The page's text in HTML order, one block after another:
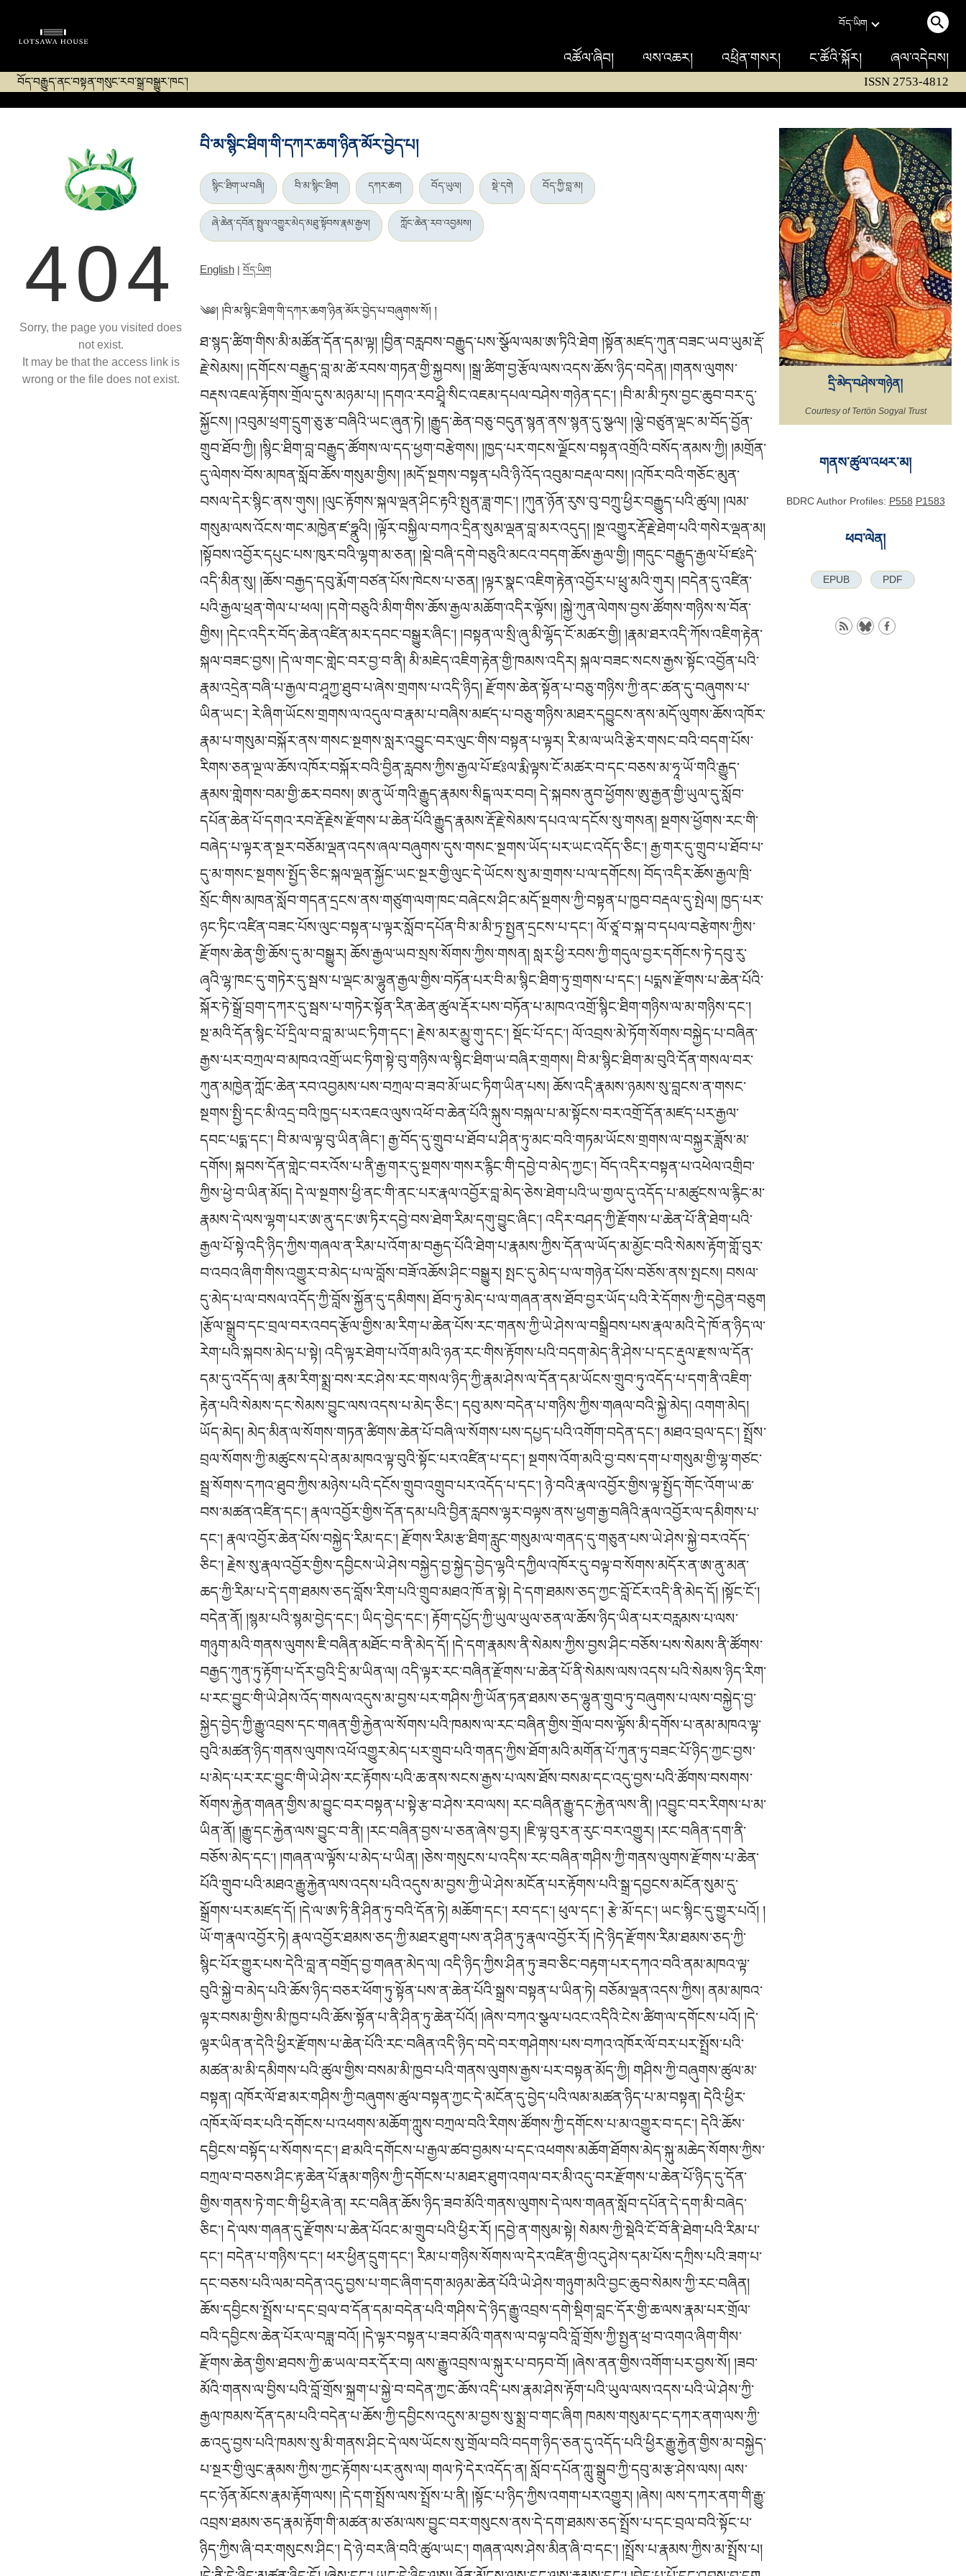
བོད་ཡིག
འཚོལ་ཞིབ། ལས་འཆར། འཕྲིན་གསར། ང་ཚོའི་སྐོར། ཞལ་འདེབས།
བོད་བརྒྱུད་ནང་བསྟན་གསུང་རབ་སྒྲ་བསྒྱུར་ཁང་། ISSN 2753-4812
404
Sorry, the page you visited does
not exist.
It may be that the access link is
wrong or the file does not exist.
བི་མ་སྙིང་ཐིག་གི་དཀར་ཆག་ཉིན་མོར་བྱེད་པ།
སྙིང་ཐིག་ཡ་བཞི། བི་མ་སྙིང་ཐིག དཀར་ཆག བོད་ཡུལ། སྡེ་དགེ བོད་ཀྱི་བླ་མ།
ཞེ་ཆེན་དབོན་སྤྲུལ་འགྱུར་མེད་མཐུ་སྟོབས་རྣམ་རྒྱལ། ཀློང་ཆེན་རབ་འབྱམས།
English | བོད་ཡིག
༄༅། །བི་མ་སྙིང་ཐིག་གི་དཀར་ཆག་ཉིན་མོར་བྱེད་པ་བཞུགས་སོ། །
ཐ་སྙད་ཚིག་གིས་མི་མཚོན་དོན་དམ་ལྟ། །བྱིན་བརླབས་བརྒྱུད་པས་སྩོལ་ལམ་ཨ་ཏིའི་ཐེག །སྟོན་མཛད་ཀུན་བཟང་ཡབ་ཡུམ་རྡོ་རྗེ་སེམས། །དགོངས་བརྒྱུད་བླ་མ་ཚེ་རབས་གཏན་གྱི་སྐྱབས། །སྒྲ་ཚིག་བྱ་རྩོལ་ལས་འདས་ཆོས་ཉིད་བདེན། །གནས་ལུགས་བརྡས་འཇལ་རྟོགས་གྲོལ་དུས་མཉམ་པ། །དགའ་རབ་ཤྲཱི་སིང་འཇམ་དཔལ་བཤེས་གཉེན་དང༌། །བི་མ་མི་ཏྲས་བྱང་ཆུབ་བར་དུ་སྐྱོངས། །འབུམ་ཕྲག་དྲུག་ཅུ་རྩ་བཞིའི་ཡང་ཞུན་ཏེ། །རྒྱུད་ཆེན་བཅུ་བདུན་སྙན་ནས་སྙན་དུ་སྩལ། །ལྕེ་བཙུན་ལྡང་མ་བོད་བྱོན་གྲུབ་ཐོབ་ཀྱི། །སྙིང་ཐིག་བླ་བརྒྱུད་ཚོགས་ལ་དད་ཕྱག་བརྩེགས། །ཁྱད་པར་གངས་ལྗོངས་བསྟན་འགྲོའི་བསོད་ནམས་ཀྱི། །མགྲོན་དུ་ལེགས་བོས་མཁན་སློབ་ཆོས་གསུམ་གྱིས། །མདོ་སྔགས་བསྟན་པའི་ཉི་འོད་འབུམ་བརྡལ་བས། །འཁོར་བའི་གཅོང་མུན་བསལ་དེར་སྙིང་ནས་གུས། །ལུང་རྟོགས་སྐལ་ལྡན་ཤིང་རྟའི་སྤུན་ཟླ་གང༌། །ཀུན་ཉོན་རུས་བུ་བཀྲུ་ཕྱིར་བརྒྱུད་པའི་ཚུལ། །ལམ་གསུམ་ལས་འོངས་གང་མཁྱེན་ཛ་ཧྣུའི། །ལྟོར་བསྐྱིལ་བཀའ་དྲིན་སུམ་ལྡན་བླ་མར་འདུད། །སྔ་འགྱུར་རྡོ་རྗེ་ཐེག་པའི་གསེར་ལྡན་མ། །སྟོབས་འབྱོར་དཔུང་པས་ཁུར་བའི་ལྷག་མ་ཅན། །སྡེ་བཞི་དགེ་བཅུའི་མངའ་བདག་ཆོས་རྒྱལ་གྱི། །གདུང་བརྒྱུད་རྒྱལ་པོ་ཛཿདེ་འདི་མིན་སུ། །ཆོས་བརྒྱད་དབུ་རྨོག་བཙན་པོས་ཁེངས་པ་ཅན། །ལྟར་སྣང་འཇིག་རྟེན་འབྱོར་པ་ཕྲུ་མའི་གུར། །བདེན་དུ་འཛིན་པའི་རྒྱལ་ཕྲན་གེལ་པ་ཕལ། །དགེ་བཅུའི་མིག་གིས་ཆོས་རྒྱལ་མཆོག་འདིར་ལྟོས། །སྐྱེ་ཀུན་ལེགས་བྱས་ཚོགས་གཉིས་ས་བོན་གྱིས། །དེང་འདིར་བོད་ཆེན་འཛིན་མར་དབང་བསྒྱུར་ཞིང༌། །བསྟན་ལ་སྲི་ཞུ་མི་ལྷོད་ངོ་མཚར་གྱི། །རྣམ་ཐར་འདི་ཀོས་འཇིག་རྟེན་སྐལ་བཟང་བྱས། །དེ་ལ་གང་གླེང་བར་བྱ་བ་ནི། མི་མཇེད་འཇིག་རྟེན་གྱི་ཁམས་འདིར། སྐལ་བཟང་སངས་རྒྱས་སྟོང་འབྱོན་པའི་རྣམ་འདྲེན་བཞི་པ་རྒྱལ་བ་ཤཱཀྱ་ཐུབ་པ་ཞེས་གྲགས་པ་འདི་ཉིད། རྫོགས་ཆེན་སྟོན་པ་བཅུ་གཉིས་ཀྱི་ནང་ཚན་དུ་བཞུགས་པ་ཡིན་ཡང༌། རེ་ཞིག་ཡོངས་གྲགས་ལ་འདུལ་བ་རྣམ་པ་བཞིས་མཛད་པ་བཅུ་གཉིས་མཐར་དབྱུངས་ནས་མདོ་ལུགས་ཆོས་འཁོར་རྣམ་པ་གསུམ་བསྐོར་ནས་གསང་སྔགས་སླར་འབྱུང་བར་ལུང་གིས་བསྟན་པ་ལྟར། རི་མ་ལ་ཡའི་རྩེར་གསང་བའི་བདག་པོས་རིགས་ཅན་ལྔ་ལ་ཆོས་འཁོར་བསྐོར་བའི་བྱིན་རླབས་ཀྱིས་རྒྱལ་པོ་ཛཿལ་རྨི་ལྟས་ངོ་མཚར་བ་དང་བཅས་མ་ཧཱ་ཡོ་གའི་རྒྱུད་རྣམས་གླེགས་བམ་གྱི་ཆར་བབས། ཨ་ནུ་ཡོ་གའི་རྒྱུད་རྣམས་སིངྒ་ལར་བབ། དེ་སྐབས་ནུབ་ཕྱོགས་ཨུ་རྒྱན་གྱི་ཡུལ་དུ་སློབ་དཔོན་ཆེན་པོ་དགའ་རབ་རྡོ་རྗེས་རྫོགས་པ་ཆེན་པོའི་རྒྱུད་རྣམས་རྡོ་རྗེ་སེམས་དཔའ་ལ་དངོས་སུ་གསན། སྔགས་ཕྱོགས་རང་གི་བཞེད་པ་ལྟར་ན་སྔར་བཅོམ་ལྡན་འདས་ཞལ་བཞུགས་དུས་གསང་སྔགས་ཡོད་པར་ཡང་འདོད་ཅིང༌། རྒྱ་གར་དུ་གྲུབ་པ་ཐོབ་པ་དུ་མ་གསང་སྔགས་སྤྱོད་ཅིང་སྐལ་ལྡན་སྐྱོང་ཡང་སྔར་གྱི་ལུང་དེ་ཡོངས་སུ་མ་གྲགས་པ་ལ་དགོངས། བོད་འདིར་ཆོས་རྒྱལ་ཁྲི་སྲོང་གིས་མཁན་སློབ་གདན་དྲངས་ནས་གཙུག་ལག་ཁང་བཞེངས་ཤིང་མདོ་སྔགས་ཀྱི་བསྟན་པ་ཁྱབ་བརྡལ་དུ་སྤེལ། ཁྱད་པར་ཉང་ཏིང་འཛིན་བཟང་པོས་ལུང་བསྟན་པ་ལྟར་སློབ་དཔོན་བི་མ་མི་ཏྲ་སྤྱན་དྲངས་པ་དང༌། ལོ་ཙཱ་བ་སྐ་བ་དཔལ་བརྩེགས་ཀྱིས་རྫོགས་ཆེན་གྱི་ཆོས་དུ་མ་བསྒྱུར། ཆོས་རྒྱལ་ཡབ་སྲས་སོགས་ཀྱིས་གསན། སླར་ཕྱི་རབས་ཀྱི་གདུལ་བྱར་དགོངས་ཏེ་དབུ་རུ་ཞྭའི་ལྷ་ཁང་དུ་གཏེར་དུ་སྦས་པ་ལྡང་མ་ལྷུན་རྒྱལ་གྱིས་བཏོན་པར་བི་མ་སྙིང་ཐིག་ཏུ་གྲགས་པ་དང༌། པདྨས་རྫོགས་པ་ཆེན་པོའི་སྐོར་ཏེ་སྒྲོ་བྲག་དཀར་དུ་སྦས་པ་གཏེར་སྟོན་རིན་ཆེན་ཚུལ་རྡོར་པས་བཏོན་པ་མཁའ་འགྲོ་སྙིང་ཐིག་གཉིས་ལ་མ་གཉིས་དང༌། སྔ་མའི་དོན་སྙིང་པོ་དྲིལ་བ་བླ་མ་ཡང་ཏིག་དང༌། རྗེས་མར་མྱུ་གུ་དང༌། སྡོང་པོ་དང༌། ལོ་འབྲས་མེ་ཏོག་སོགས་བསྐྱེད་པ་བཞིན་རྒྱས་པར་བཀྲལ་བ་མཁའ་འགྲོ་ཡང་ཏིག་སྟེ་བུ་གཉིས་ལ་སྙིང་ཐིག་ཡ་བཞིར་གྲགས། བི་མ་སྙིང་ཐིག་མ་བུའི་དོན་གསལ་བར་ཀུན་མཁྱེན་ཀློང་ཆེན་རབ་འབྱམས་པས་བཀྲལ་བ་ཟབ་མོ་ཡང་ཏིག་ཡིན་པས། ཆོས་འདི་རྣམས་ཉམས་སུ་བླངས་ན་གསང་སྔགས་སྤྱི་དང་མི་འདྲ་བའི་ཁྱད་པར་འཇའ་ལུས་འཕོ་བ་ཆེན་པོའི་སྐུས་བསྐལ་པ་མ་སྟོངས་བར་འགྲོ་དོན་མཛད་པར་རྒྱལ་དབང་པདྨ་དང༌། བི་མ་ལ་ལྟ་བུ་ཡིན་ཞིང༌། རྒྱ་བོད་དུ་གྲུབ་པ་ཐོབ་པ་ཤིན་ཏུ་མང་བའི་གཏམ་ཡོངས་གྲགས་ལ་བསྐྱར་ཟློས་མ་དགོས། སྐབས་དོན་གླེང་བར་འོས་པ་ནི་རྒྱ་གར་དུ་སྔགས་གསར་རྙིང་གི་དབྱེ་བ་མེད་ཀྱང༌། བོད་འདིར་བསྟན་པ་འཕེལ་འགྲིབ་ཀྱིས་ཕྱེ་བ་ཡིན་མོད། དེ་ལ་སྔགས་ཕྱི་ནང་གི་ནང་པར་རྣལ་འབྱོར་བླ་མེད་ཅེས་ཐེག་པའི་ཡ་གྱལ་དུ་འདོད་པ་མཚུངས་ལ་རྙིང་མ་རྣམས་དེ་ལས་ལྷག་པར་ཨ་ནུ་དང་ཨ་ཏིར་དབྱེ་བས་ཐེག་རིམ་དགུ་བྱུང་ཞིང༌། འདིར་བཤད་ཀྱི་རྫོགས་པ་ཆེན་པོ་ནི་ཐེག་པའི་རྒྱལ་པོ་སྟེ་འདི་ཉིད་ཀྱིས་གཞལ་ན་རིམ་པ་འོག་མ་བརྒྱད་པོའི་ཐེག་པ་རྣམས་ཀྱིས་དོན་ལ་ཡོད་མ་མྱོང་བའི་སེམས་རྟོག་གློ་བུར་བ་འབའ་ཞིག་གིས་འགྱུར་བ་མེད་པ་ལ་བློས་བཟོ་འཆོས་ཤིང་བསྒྱུར། སྤང་དུ་མེད་པ་ལ་གཉེན་པོས་བཅོས་ནས་སྤངས། བསལ་དུ་མེད་པ་ལ་བསལ་འདོད་ཀྱི་བློས་སྐྱོན་དུ་དམིགས། ཐོབ་ཏུ་མེད་པ་ལ་གཞན་ནས་ཐོབ་བྱར་ཡོད་པའི་རེ་དོགས་ཀྱི་དབྱེན་བཅུག །རྩོལ་སྒྲུབ་དང་བྲལ་བར་འབད་རྩོལ་གྱིས་མ་རིག་པ་ཆེན་པོས་རང་གནས་ཀྱི་ཡེ་ཤེས་ལ་བསྒྲིབས་པས་རྣལ་མའི་དེ་ཁོ་ན་ཉིད་ལ་རེག་པའི་སྐབས་མེད་པ་སྟེ། འདི་ལྟར་ཐེག་པ་འོག་མའི་ཉན་རང་གིས་རྟོགས་པའི་བདག་མེད་ནི་ཤེས་པ་དང་རྡུལ་རྫས་ལ་དོན་དམ་དུ་འདོད་ལ། རྣམ་རིག་སྨྲ་བས་རང་ཤེས་རང་གསལ་ཉིད་ཀྱི་རྣམ་ཤེས་ལ་དོན་དམ་ཡོངས་གྲུབ་ཏུ་འདོད་པ་དག་ནི་འཇིག་རྟེན་པའི་སེམས་དང་སེམས་བྱུང་ལས་འདས་པ་མེད་ཅིང༌། དབུ་མས་བདེན་པ་གཉིས་ཀྱིས་གཞལ་བའི་སྐྱེ་མེད། འགག་མེད། ཡོད་མེད། མེད་མིན་ལ་སོགས་གཏན་ཚིགས་ཆེན་པོ་བཞི་ལ་སོགས་པས་དཔྱད་པའི་འགོག་བདེན་དང༌། མཐའ་བྲལ་དང༌། སྤྲོས་བྲལ་སོགས་ཀྱི་མཚུངས་དཔེ་ནམ་མཁའ་ལྟ་བུའི་སྟོང་པར་འཛིན་པ་དང༌། སྔགས་འོག་མའི་བྱ་བས་དག་པ་གསུམ་གྱི་ལྷ་གཙང་སྦྲ་སོགས་དཀའ་ཐུབ་ཀྱིས་མཉེས་པའི་དངོས་གྲུབ་འགྲུབ་པར་འདོད་པ་དང༌། ཉེ་བའི་རྣལ་འབྱོར་གྱིས་ལྟ་སྤྱོད་གོང་འོག་ཡ་ཆ་བས་མཚན་འཛིན་དང༌། རྣལ་འབྱོར་གྱིས་དོན་དམ་པའི་བྱིན་རླབས་ལྷར་བལྟས་ནས་ཕྱག་རྒྱ་བཞིའི་རྣལ་འབྱོར་ལ་དམིགས་པ་དང༌། རྣལ་འབྱོར་ཆེན་པོས་བསྐྱེད་རིམ་དང༌། རྫོགས་རིམ་རྩ་ཐིག་རླུང་གསུམ་ལ་གནད་དུ་གཅུན་པས་ཡེ་ཤེས་སྐྱེ་བར་འདོད་ཅིང༌། རྗེས་སུ་རྣལ་འབྱོར་གྱིས་དབྱིངས་ཡེ་ཤེས་བསྐྱེད་བྱ་སྐྱེད་བྱེད་ལྷའི་དཀྱིལ་འཁོར་དུ་བལྟ་བ་སོགས་མདོར་ན་ཨ་ནུ་མན་ཆད་ཀྱི་རིམ་པ་དེ་དག་ཐམས་ཅད་བློས་རིག་པའི་གྲུབ་མཐའ་ཁོ་ན་སྟེ། དེ་དག་ཐམས་ཅད་ཀྱང་བློ་ངོར་འདི་ནི་མེད་དོ། །སྟོང་ངོ༌། བདེན་ནོ། །སྙམ་པའི་སྙམ་བྱེད་དང༌། ཡིད་བྱེད་དང༌། རྟོག་དཔྱོད་ཀྱི་ཡུལ་ཡུལ་ཅན་ལ་ཆོས་ཉིད་ཡིན་པར་བརླམས་པ་ལས་གཉུག་མའི་གནས་ལུགས་ཇི་བཞིན་མཐོང་བ་ནི་མེད་དོ། །དེ་དག་རྣམས་ནི་སེམས་ཀྱིས་བྱས་ཤིང་བཅོས་པས་སེམས་ནི་ཚོགས་བརྒྱད་ཀུན་ཏུ་རྟོག་པ་དོར་བྱའི་དྲི་མ་ཡིན་ལ། འདི་ལྟར་རང་བཞིན་རྫོགས་པ་ཆེན་པོ་ནི་སེམས་ལས་འདས་པའི་སེམས་ཉིད་རིག་པ་རང་བྱུང་གི་ཡེ་ཤེས་འོད་གསལ་འདུས་མ་བྱས་པར་གཤིས་ཀྱི་ཡོན་ཏན་ཐམས་ཅད་ལྷུན་གྲུབ་ཏུ་བཞུགས་པ་ལས་བསྐྱེད་བྱ་སྐྱེད་བྱེད་ཀྱི་རྒྱུ་འབྲས་དང་གཞན་གྱི་རྐྱེན་ལ་སོགས་པའི་ཁམས་ལ་རང་བཞིན་གྱིས་གྲོལ་བས་ལྟོས་མི་དགོས་པ་ནམ་མཁའ་ལྟ་བུའི་མཚན་ཉིད་གནས་ལུགས་འཕོ་འགྱུར་མེད་པར་གྲུབ་པའི་གནད་ཀྱིས་ཐོག་མའི་མགོན་པོ་ཀུན་ཏུ་བཟང་པོ་ཉིད་ཀྱང་བྱས་པ་མེད་པར་རང་བྱུང་གི་ཡེ་ཤེས་རང་རྟོགས་པའི་ཆ་ནས་སངས་རྒྱས་པ་ལས་ཐོས་བསམ་དང་འདུ་བྱས་པའི་ཚོགས་བསགས་སོགས་རྐྱེན་གཞན་གྱིས་མ་བྱུང་བར་བསྟན་པ་སྟེ་རྩ་བ་ཤེས་རབ་ལས། རང་བཞིན་རྒྱུ་དང་རྐྱེན་ལས་ནི། །འབྱུང་བར་རིགས་པ་མ་ཡིན་ནོ། །རྒྱུ་དང་རྐྱེན་ལས་བྱུང་བ་ནི། །རང་བཞིན་བྱས་པ་ཅན་ཞེས་བྱར། །ཇི་ལྟ་བུར་ན་རུང་བར་འགྱུར། །རང་བཞིན་དག་ནི་བཅོས་མེད་དང༌། །གཞན་ལ་ལྟོས་པ་མེད་པ་ཡིན། །ཅེས་གསུངས་པ་འདིས་རང་བཞིན་གཤིས་ཀྱི་གནས་ལུགས་རྫོགས་པ་ཆེན་པོའི་གྲུབ་པའི་མཐའ་རྒྱུ་རྐྱེན་ལས་འདས་པའི་འདུས་མ་བྱས་ཀྱི་ཡེ་ཤེས་མངོན་པར་རྟོགས་པའི་སྒྲ་དབྱངས་མངོན་སུམ་དུ་སྒྲོགས་པར་མཛད་དོ། །དེ་ལ་ཨ་ཏི་ནི་ཤིན་ཏུ་བའི་དོན་ཏེ། མཆོག་དང༌། རབ་དང༌། ཕུལ་དང༌། རྩེ་མོ་དང༌། ཡང་སྙིང་དུ་གྱུར་པའོ། །ཡོ་ག་རྣལ་འབྱོར་ཏེ། རྣལ་འབྱོར་ཐམས་ཅད་ཀྱི་མཐར་ཐུག་པས་ན་ཤིན་ཏུ་རྣལ་འབྱོར་རོ། །དེ་ཉིད་རྫོགས་རིམ་ཐམས་ཅད་ཀྱི་སྙིང་པོར་གྱུར་པས་དེའི་བླ་ན་བགྲོད་བྱ་གཞན་མེད་ལ། འདི་ཉིད་ཀྱིས་ཤིན་ཏུ་ཟབ་ཅིང་བརྟག་པར་དཀའ་བའི་ནམ་མཁའ་ལྟ་བུའི་སྐྱེ་བ་མེད་པའི་ཆོས་ཉིད་བཅར་ཕོག་ཏུ་སྟོན་པས་ན་ཆེན་པོའི་སྒྲས་བསྟན་པ་ཡིན་ཏེ། བཅོམ་ལྡན་འདས་ཀྱིས། ནམ་མཁའ་ལྟར་བསམ་གྱིས་མི་ཁྱབ་པའི་ཆོས་སྟོན་པ་ནི་ཤིན་ཏུ་ཆེན་པོའོ། །ཞེས་བཀའ་སྩལ་པའང་འདིའི་ངེས་ཚིག་ལ་དགོངས་པའོ། །དེ་ལྟར་ཡིན་ན་དེའི་ཕྱིར་རྫོགས་པ་ཆེན་པོའི་རང་བཞིན་འདི་ཉིད་བདེ་བར་གཤེགས་པས་བཀའ་འཁོར་ལོ་བར་པར་སྤྲོས་པའི་མཚན་མ་མི་དམིགས་པའི་ཚུལ་གྱིས་བསམ་མི་ཁྱབ་པའི་གནས་ལུགས་རྒྱས་པར་བསྟན་མོད་ཀྱི། གཤིས་ཀྱི་བཞུགས་ཚུལ་མ་བསྟན། འཁོར་ལོ་ཐ་མར་གཤིས་ཀྱི་བཞུགས་ཚུལ་བསྟན་ཀྱང་དེ་མངོན་དུ་བྱེད་པའི་ལམ་མཚན་ཉིད་པ་མ་བསྟན། དེའི་ཕྱིར་འཁོར་ལོ་བར་པའི་དགོངས་པ་འཕགས་མཆོག་ཀླུས་བཀྲལ་བའི་རིགས་ཚོགས་ཀྱི་དགོངས་པ་མ་འགྱུར་བ་དང༌། དེའི་ཆོས་དབྱིངས་བསྟོད་པ་སོགས་དང༌། ཐ་མའི་དགོངས་པ་རྒྱལ་ཚབ་བྱམས་པ་དང་འཕགས་མཆོག་ཐོགས་མེད་སྐུ་མཆེད་སོགས་ཀྱིས་བཀྲལ་བ་བཅས་ཤིང་རྟ་ཆེན་པོ་རྣམ་གཉིས་ཀྱི་དགོངས་པ་མཐར་ཐུག་འགལ་བར་མི་འདུ་བར་རྫོགས་པ་ཆེན་པོ་ཉིད་དུ་དོན་གྱིས་གནས་ཏེ་གང་གི་ཕྱིར་ཞེ་ན། རང་བཞིན་ཆོས་ཉིད་ཟབ་མོའི་གནས་ལུགས་དེ་ལས་གཞན་སློབ་དཔོན་དེ་དག་མི་བཞེད་ཅིང༌། དེ་ལས་གཞན་དུ་རྫོགས་པ་ཆེན་པོའང་མ་གྲུབ་པའི་ཕྱིར་རོ། །དབྱེ་ན་གསུམ་སྟེ། སེམས་ཀྱི་སྡེའི་ངོ་བོ་ནི་ཐེག་པའི་རིམ་པ་དང༌། བདེན་པ་གཉིས་དང༌། ཕར་ཕྱིན་དྲུག་དང༌། རིམ་པ་གཉིས་སོགས་ལ་དེར་འཛིན་གྱི་འདུ་ཤེས་དམ་པོས་དཀྲིས་པའི་ཟག་པ་དང་བཅས་པའི་ལམ་བདེན་འདུ་བྱས་པ་གང་ཞིག་དག་མཉམ་ཆེན་པོའི་ཡེ་ཤེས་གཉུག་མའི་བྱང་ཆུབ་སེམས་ཀྱི་རང་བཞིན། ཆོས་དབྱིངས་སྤྲོས་པ་དང་བྲལ་བ་དོན་དམ་བདེན་པའི་གཤིས་དེ་ཉིད་རྒྱུ་འབྲས་དགེ་སྡིག་བླང་དོར་གྱི་ཆ་ལས་རྣམ་པར་གྲོལ་བའི་དབྱིངས་ཆེན་པོར་ལ་བཟླ་བའོ། །དེ་ལྟར་བསྟན་པ་ཟབ་མོའི་གནས་ལ་བལྟ་བའི་བློ་གྲོས་ཀྱི་སྤྱན་ཕྲ་བ་འགའ་ཞིག་གིས་རྫོགས་ཆེན་གྱིས་ཐབས་ཀྱི་ཆ་ཡལ་བར་དོར་བ། ལས་རྒྱུ་འབྲས་ལ་སྐུར་པ་བཏབ་བོ། །ཞེས་ནན་གྱིས་འགོག་པར་བྱས་སོ། །ཟབ་མོའི་གནས་ལ་བྱིས་པའི་བློ་གྲོས་སྐྲག་པ་སྐྱེ་བ་བདེན་ཀྱང་ཆོས་འདི་པས་རྣམ་ཤེས་རྟོག་པའི་ཡུལ་ལས་འདས་པའི་ཡེ་ཤེས་ཀྱི་རྒྱལ་ཁམས་དོན་དམ་པའི་བདེན་པ་ཆོས་ཀྱི་དབྱིངས་འདུས་མ་བྱས་སུ་སྨྲ་བ་གང་ཞིག ཁམས་གསུམ་དང་དཀར་ནག་ལས་ཀྱི་ཆ་འདུ་བྱས་པའི་ཁམས་སུ་མི་གནས་ཤིང་དེ་ལས་ཡོངས་སུ་གྲོལ་བའི་བདག་ཉིད་ཅན་དུ་འདོད་པའི་ཕྱིར་རྒྱུ་རྐྱེན་གྱིས་མ་བསྐྱེད་པ་སྔར་གྱི་ལུང་རྣམས་ཀྱིས་ཀྱང་རྟོགས་པར་ནུས་ལ། གལ་ཏེ་དེར་འདོད་ན། སློབ་དཔོན་ཀླུ་སྒྲུབ་ཀྱི་དབུ་མ་རྩ་ཤེས་ལས། ལས་དང་ཉོན་མོངས་རྣམ་རྟོག་ལས། །དེ་དག་སྤྲོས་ལས་སྤྲོས་པ་ནི། །སྟོང་པ་ཉིད་ཀྱིས་འགག་པར་འགྱུར། །ཞེས། ལས་དཀར་ནག་གི་རྒྱུ་འབྲས་ཐམས་ཅད་རྣམ་རྟོག་གི་མཚན་མ་ཙམ་ལས་བྱུང་བར་གསུངས་ནས་དེ་དག་ཐམས་ཅད་སྤྲོས་པ་དང་བྲལ་བའི་སྟོང་པ་ཉིད་ཀྱིས་ཞི་བར་གསུངས་ཤིང༌། དེ་ཉེ་བར་ཞི་བའི་ཚུལ་ཡང༌། གཞན་ལས་ཤེས་མིན་ཞི་བ་དང༌། །སྤྲོས་པ་རྣམས་ཀྱིས་མ་སྤྲོས་པ། །དེ་ནི་དེ་ཉིད་མཚན་ཉིད་དོ། །ཞེས་དང༌། ཡང་དེ་ཉིད་ལས། ཉོན་མོངས་ལས་དང་ལུས་རྣམས་དང༌། །བྱེད་པ་པོ་དང་འབྲས་བུ་དག །དྲི་ཟའི་གྲོང་དང་སྨིག་རྒྱུ་དང༌། །མིག་ཡོར་ཆུ་ཟླ་ཇི་བཞིན་ནོ། །ཞེས་དང༌། དེ་ཉིད་ཀྱི་དབུ་མ་སྲིད་པ་འཕོ་བ་ལས། ཅིར་ཡང་མི་རྟོག་སྟོང་པ་སྟེ། །ཡིད་ལ་མི་བྱེད་སྐྱེ་འཆི་མེད། །སྣང་བ་སྒྱུ་མ་དགེ་སྡིག་བྲལ། །སྟོང་དང་སྙིང་རྗེ་འཁོར་འདས་སྟོང༌། །སྒྱུ་མ་གསལ་སྟོང་བརྗོད་མེད་ཀྱི། །ཆོས་ཉིད་གསལ་དངོས་རྟོག་པ་མེད། །ཅེས་སོགས་དོན་དམ་བདེན་པའི་ཆོས་ཉིད་རྟོགས་པའི་དོན་འདུས་བྱས་པའི་དཀར་ནག་གི་ལས་ཐམས་ཅད་ཀྱིས་འཆིང་གྲོལ་མེད་པར་བཟང་ངན་རོ་མཉམ་ཆེན་པོར་རྟོགས་པར་སྔར་སྨོས་པ་ལྟར་ཆོས་ཐམས་ཅད་ཀྱི་རང་བཞིན་སྨོན་པ་མེད་པའི་མཚན་ཉིད་ཅན་དུ་ལ་བཟླ་བའི་ཆོས་ཉིད་དྲང་ཐད་དུ་སྟོན་པའི་སྐབས་ཏེ། སེམས་སྡེ་ལ་དབྱེ་ན་བདུན་ཏེ། འབྲས་བུ་སེམས་ཀྱི་བྱུང་སར་འདོད་སེམས་ཕྱོགས་པ། གོལ་སྒྲིབ་ལ་བཟླ་བ། གཏན་ཚིག་ཁུང་རྡིབ་པ། རྒྱ་ཆད་ཕྱོགས་ལྷུང་མེད་པ། ཕྱོགས་འཛིན་གྲུབ་མཐའི་ས། བློ་བྲལ་ཕྱོགས་འཛིན་ལས་འདས་པ། སེམས་ཀྱི་ཕྱོགས་ཡིན་དུ་སྨྲ་བ་རྣམས་སོ། །གཉིས་པ་ཀློང་གི་སྡེའི་ངོ་བོ་ནི་རང་བྱུང་གི་ཡེ་ཤེས་ཆོས་ཉིད་ཀུན་ཏུ་བཟང་པོའི་ཀློང་ཡངས་པར་ཆོས་ཅན་ཇི་ལྟར་སྣང་བ་ཐམས་ཅད་རང་སྣང་བཀོད་པའི་རྒྱན་ཙམ་ལས་འཆིང་གྲོལ་དང༌། ཤར་བྱ་ཤར་བྱེད་དུ་མ་གྲུབ་པས། སེམས་སྡེ་ལྟར་རྩལ་དང་རོལ་པར་སྣང་བར་མི་བཞེད་ཅིང༌། ལྟོས་གྲུབ་དང༌། ཡོད་མེད་དང༌། ཡིན་མིན་དང༌། དག་མ་དག་གང་དུའང་མི་དཔྱོད་པར་ཡེ་གྲོལ་ཕྱོགས་འབྱམས་ཆེན་པོར་གཏན་ལ་ཕབ་པ་འདི་ཉིད་ཀྱི་གྲུབ་པའི་མཐའོ། །དབྱེ་ན་ཀློང་ནག་པོ་རྒྱུ་མེད་དུ་སྨྲ་བ། ཀློང་ཁྲ་བོ་སྣ་ཚོགས་དུ་སྨྲ་བ། ཀློང་དཀར་པོ་སེམས་སུ་སྨྲ་བ། ཀློང་རབ་འབྱམས་རྒྱུ་འབྲས་ལ་བཟླའོ། །དེ་དག་ཀྱང་བསྡུ་ན། རོལ་པ། རྒྱན། ཆོས་ཉིད། བྱ་བྲལ་གྱི་ཀློང་བཞིའོ། །མན་ངག་སྡེ་ནི། འོག་མ་གཉིས་ལས་ཁྱད་པར་ད
དྲི་མེད་བཤེས་གཉེན།
Courtesy of Tertön Sogyal Trust
གནས་ཚུལ་འཕར་མ།
BDRC Author Profiles: P558 P1583
ཕབ་ལེན།
EPUB PDF